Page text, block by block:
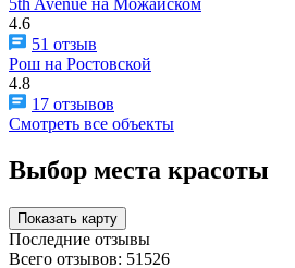
4.6
51 отзыв
Рош на Ростовской
4.8
17 отзывов
Смотреть все объекты
Выбор места красоты
Показать карту
Последние отзывы
Всего отзывов: 51526